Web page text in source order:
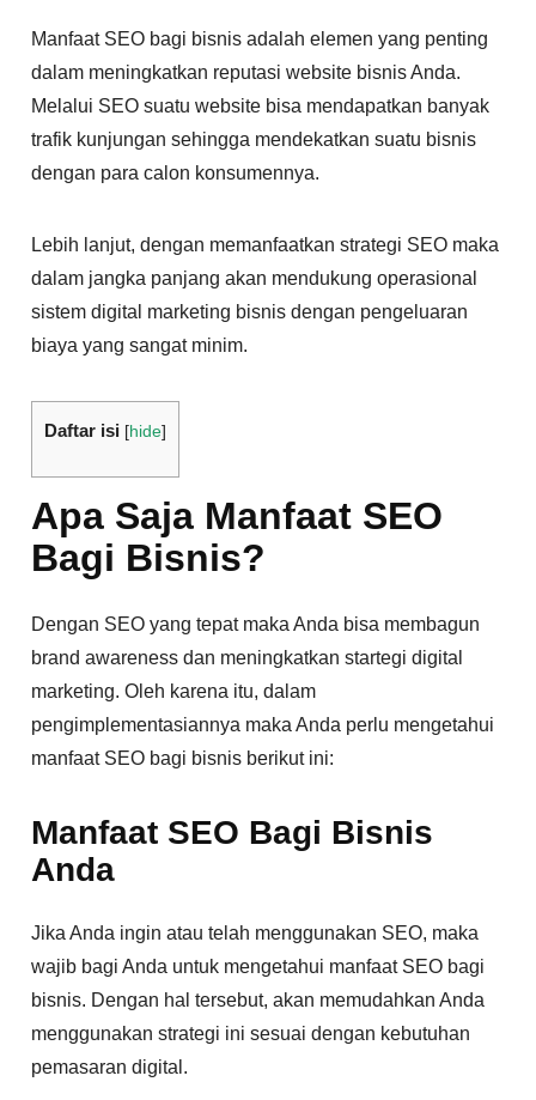
Manfaat SEO bagi bisnis adalah elemen yang penting
dalam meningkatkan reputasi website bisnis Anda.
Melalui SEO suatu website bisa mendapatkan banyak
trafik kunjungan sehingga mendekatkan suatu bisnis
dengan para calon konsumennya.
Lebih lanjut, dengan memanfaatkan strategi SEO maka
dalam jangka panjang akan mendukung operasional
sistem digital marketing bisnis dengan pengeluaran
biaya yang sangat minim.
Daftar isi [hide]
Apa Saja Manfaat SEO
Bagi Bisnis?
Dengan SEO yang tepat maka Anda bisa membagun
brand awareness dan meningkatkan startegi digital
marketing. Oleh karena itu, dalam
pengimplementasiannya maka Anda perlu mengetahui
manfaat SEO bagi bisnis berikut ini:
Manfaat SEO Bagi Bisnis
Anda
Jika Anda ingin atau telah menggunakan SEO, maka
wajib bagi Anda untuk mengetahui manfaat SEO bagi
bisnis. Dengan hal tersebut, akan memudahkan Anda
menggunakan strategi ini sesuai dengan kebutuhan
pemasaran digital.